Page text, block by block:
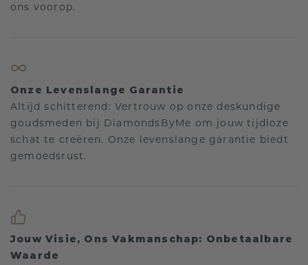
ons voorop.
Onze Levenslange Garantie
Altijd schitterend: Vertrouw op onze deskundige
goudsmeden bij DiamondsByMe om jouw tijdloze
schat te creëren. Onze levenslange garantie biedt
gemoedsrust.
Jouw Visie, Ons Vakmanschap: Onbetaalbare
Waarde